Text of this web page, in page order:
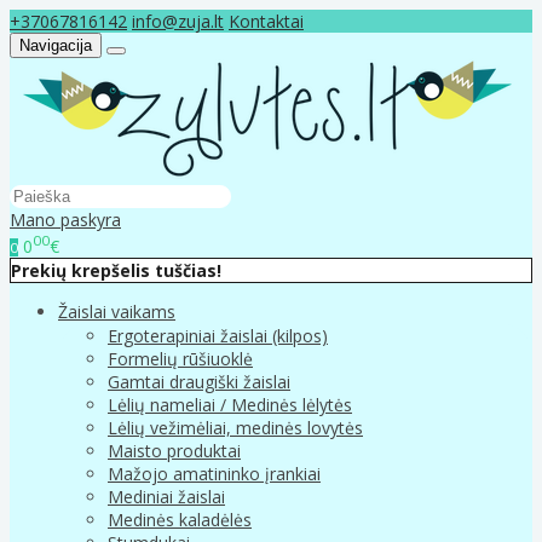
+37067816142 info@zuja.lt Kontaktai
Navigacija
Mano paskyra
0 000€
Prekių krepšelis tuščias!
Žaislai vaikams
Ergoterapiniai žaislai (kilpos)
Formelių rūšiuoklė
Gamtai draugiški žaislai
Lėlių nameliai / Medinės lėlytės
Lėlių vežimėliai, medinės lovytės
Maisto produktai
Mažojo amatininko įrankiai
Mediniai žaislai
Medinės kaladėlės